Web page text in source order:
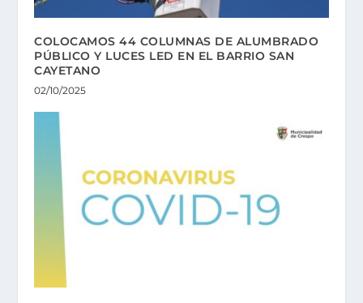
COLOCAMOS 44 COLUMNAS DE ALUMBRADO
PÚBLICO Y LUCES LED EN EL BARRIO SAN
CAYETANO
02/10/2025